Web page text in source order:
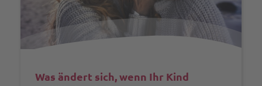
Was ändert sich, wenn Ihr Kind